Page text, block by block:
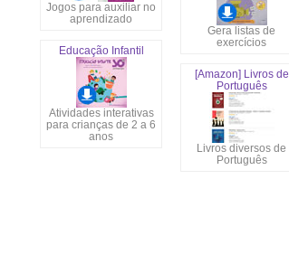
Jogos para auxiliar no
aprendizado
Gera listas de
exercícios
Educação Infantil
Atividades interativas
para crianças de 2 a 6
anos
[Amazon] Livros de
Português
Livros diversos de
Português